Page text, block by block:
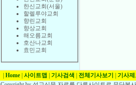
한신교회(서울)
할렐루야교회
향린교회
향상교회
해오름교회
호산나교회
효민교회
Home 사이트맵 기사검색 전체기사보기 기사